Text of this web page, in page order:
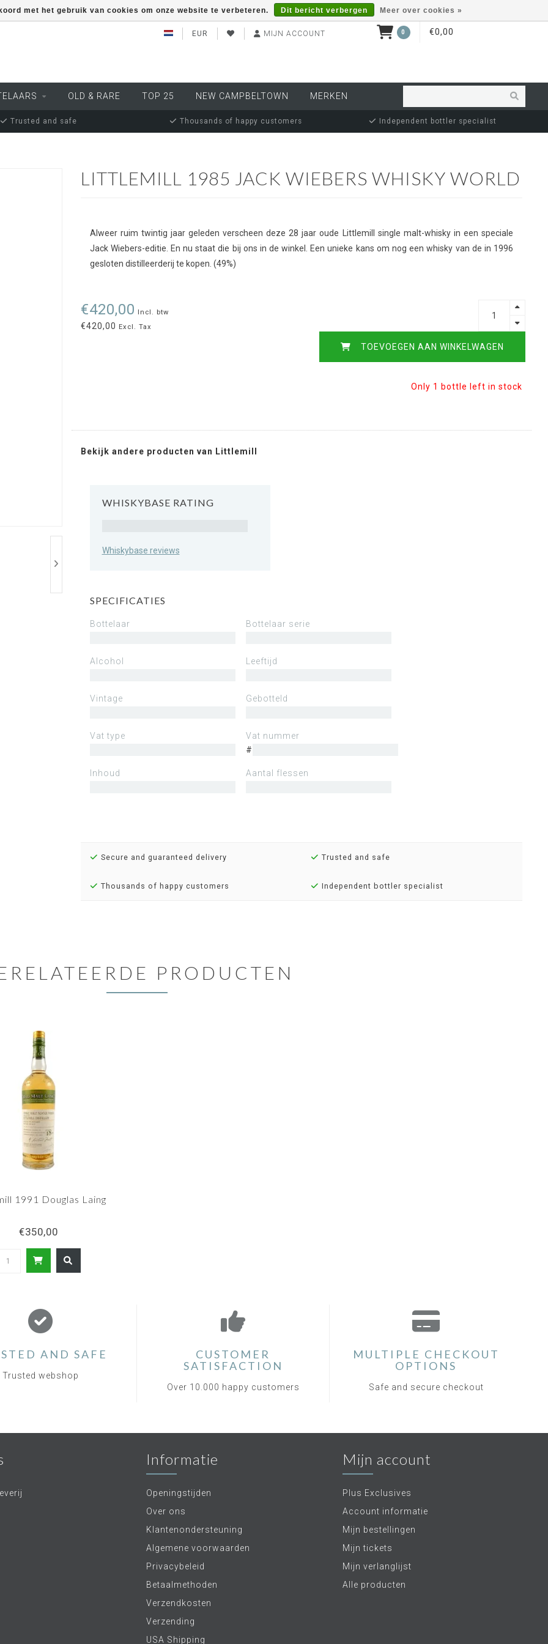
EUR MIJN ACCOUNT 0 €0,00
OLD & RARE TOP 25 NEW CAMPBELTOWN MERKEN
Trusted and safe Thousands of happy customers Independent bottler specialist
LITTLEMILL 1985 JACK WIEBERS WHISKY WORLD
Alweer ruim twintig jaar geleden verscheen deze 28 jaar oude Littlemill single malt-whisky in een speciale
Jack Wiebers-editie. En nu staat die bij ons in de winkel. Een unieke kans om nog een whisky van de in 1996
gesloten distilleerderij te kopen. (49%)
€420,00 Incl. btw
€420,00 Excl. Tax
TOEVOEGEN AAN WINKELWAGEN
Only 1 bottle left in stock
Bekijk andere producten van Littlemill
WHISKYBASE RATING
Whiskybase reviews
SPECIFICATIES
Bottelaar Bottelaar serie
Alcohol Leeftijd
Vintage Gebotteld
Vat type
Vat nummer
#
Inhoud Aantal flessen
Secure and guaranteed delivery Trusted and safe
Thousands of happy customers Independent bottler specialist
PRODUCTEN
1991 Douglas Laing
€350,00
met het gebruik van cookies om onze website te verbeteren. Dit bericht verbergen Meer over cookies »
AND SAFE
Trusted webshop
CUSTOMER
SATISFACTION
Over 10.000 happy customers
MULTIPLE CHECKOUT
OPTIONS
Safe and secure checkout
Informatie
Openingstijden
Over ons
Klantenondersteuning
Algemene voorwaarden
Privacybeleid
Betaalmethoden
Verzendkosten
Verzending
USA Shipping
Mijn account
Plus Exclusives
Account informatie
Mijn bestellingen
Mijn tickets
Mijn verlanglijst
Alle producten